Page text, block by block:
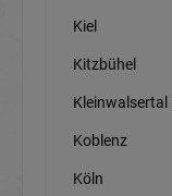
Kiel
Kitzbühel
Kleinwalsertal
Koblenz
Köln